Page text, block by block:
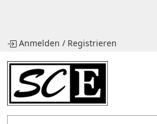
Anmelden / Registrieren